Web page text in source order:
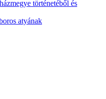
történetéből és
atyának